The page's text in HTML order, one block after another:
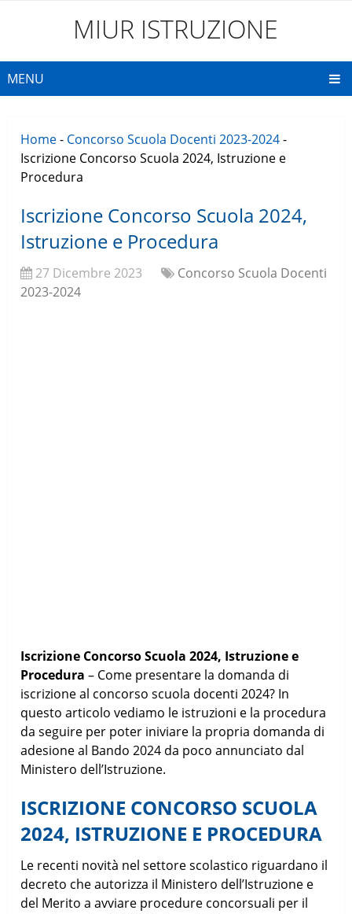
MIUR ISTRUZIONE
MENU
Home- Concorso Scuola Docenti 2023-2024-
Iscrizione Concorso Scuola 2024, Istruzione e
Procedura
Iscrizione Concorso Scuola 2024,
Istruzione e Procedura
27 Dicembre 2023
Concorso Scuola Docenti
2023-2024
Iscrizione Concorso Scuola 2024, Istruzione e
Procedura – Come presentare la domanda di
iscrizione al concorso scuola docenti 2024? In
questo articolo vediamo le istruzioni e la procedura
da seguire per poter iniviare la propria domanda di
adesione al Bando 2024 da poco annunciato dal
Ministero dell’Istruzione.
ISCRIZIONE CONCORSO SCUOLA
2024, ISTRUZIONE E PROCEDURA
Le recenti novità nel settore scolastico riguardano il
decreto che autorizza il Ministero dell’Istruzione e
del Merito a avviare procedure concorsuali per il